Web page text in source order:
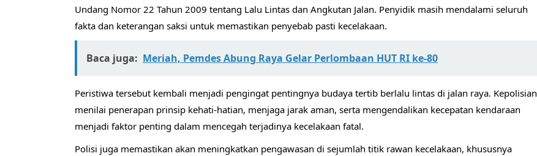
Undang Nomor 22 Tahun 2009 tentang Lalu Lintas dan Angkutan Jalan. Penyidik masih mendalami seluruh
fakta dan keterangan saksi untuk memastikan penyebab pasti kecelakaan.
Baca juga: Meriah, Pemdes Abung Raya Gelar Perlombaan HUT RI ke-80
Peristiwa tersebut kembali menjadi pengingat pentingnya budaya tertib berlalu lintas di jalan raya. Kepolisian
menilai penerapan prinsip kehati-hatian, menjaga jarak aman, serta mengendalikan kecepatan kendaraan
menjadi faktor penting dalam mencegah terjadinya kecelakaan fatal.
Polisi juga memastikan akan meningkatkan pengawasan di sejumlah titik rawan kecelakaan, khususnya